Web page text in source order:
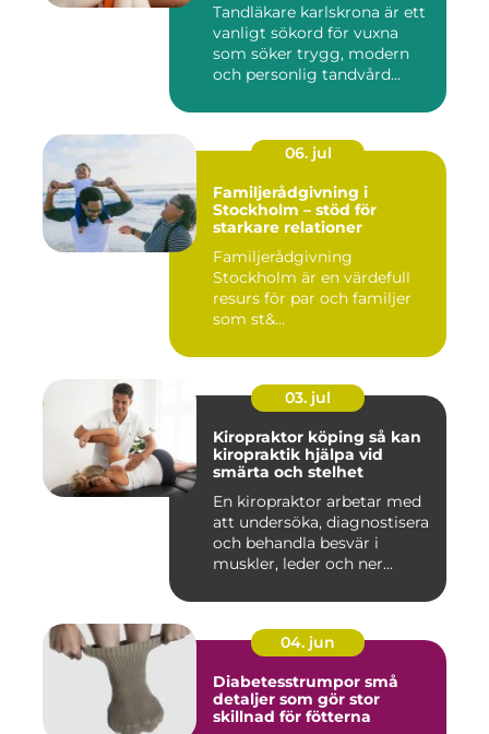
Tandläkare karlskrona är ett
vanligt sökord för vuxna
som söker trygg, modern
och personlig tandvård...
06. jul
Familjerådgivning i
Stockholm – stöd för
starkare relationer
Familjerådgivning
Stockholm är en värdefull
resurs för par och familjer
som st&...
03. jul
Kiropraktor köping så kan
kiropraktik hjälpa vid
smärta och stelhet
En kiropraktor arbetar med
att undersöka, diagnostisera
och behandla besvär i
muskler, leder och ner...
04. jun
Diabetesstrumpor små
detaljer som gör stor
skillnad för fötterna